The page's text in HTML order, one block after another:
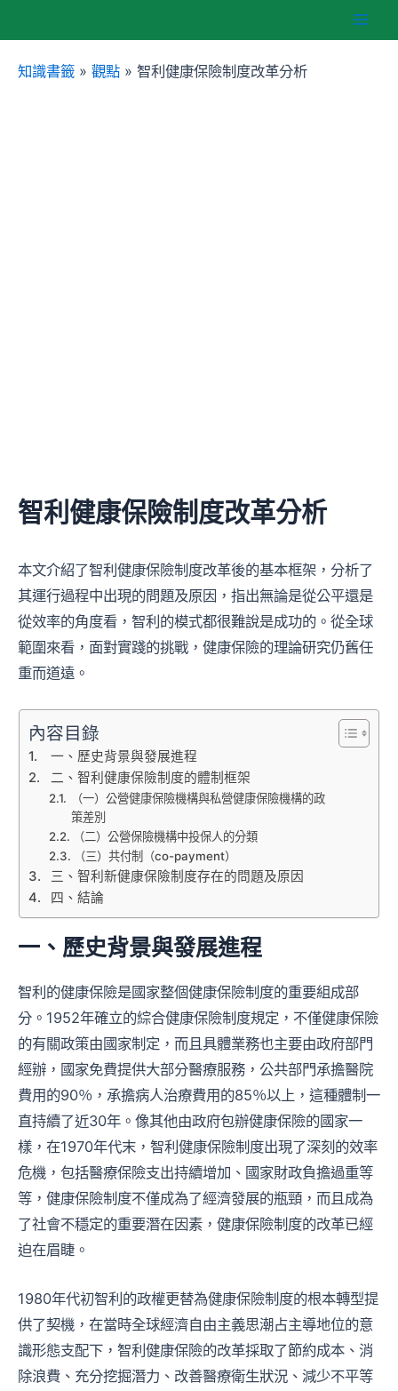
至
知識書籤 » 觀點 » 智利健康保險制度改革分析
智利健康保險制度改革分析
本文介紹了智利健康保險制度改革後的基本框架，分析了
其運行過程中出現的問題及原因，指出無論是從公平還是
從效率的角度看，智利的模式都很難說是成功的。從全球
範圍來看，面對實踐的挑戰，健康保險的理論研究仍舊任
重而道遠。
內容目錄
一、歷史背景與發展進程
二、智利健康保險制度的體制框架
（一）公營健康保險機構與私營健康保險機構的政
策差別
（二）公營保險機構中投保人的分類
（三）共付制（co-payment）
三、智利新健康保險制度存在的問題及原因
四、結論
一、歷史背景與發展進程
智利的健康保險是國家整個健康保險制度的重要組成部
分。1952年確立的綜合健康保險制度規定，不僅健康保險
的有關政策由國家制定，而且具體業務也主要由政府部門
經辦，國家免費提供大部分醫療服務，公共部門承擔醫院
費用的90％，承擔病人治療費用的85％以上，這種體制一
直持續了近30年。像其他由政府包辦健康保險的國家一
樣，在1970年代末，智利健康保險制度出現了深刻的效率
危機，包括醫療保險支出持續增加、國家財政負擔過重等
等，健康保險制度不僅成為了經濟發展的瓶頸，而且成為
了社會不穩定的重要潛在因素，健康保險制度的改革已經
迫在眉睫。
1980年代初智利的政權更替為健康保險制度的根本轉型提
供了契機，在當時全球經濟自由主義思潮占主導地位的意
識形態支配下，智利健康保險的改革採取了節約成本、消
除浪費、充分挖掘潛力、改善醫療衛生狀況、減少不平等